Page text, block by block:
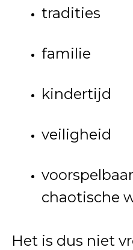
tradities
familie
kindertijd
veiligheid
chaotische
Het is dus niet